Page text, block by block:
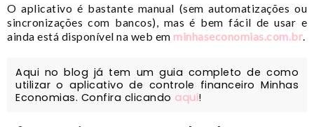
O aplicativo é bastante manual (sem automatizações ou
sincronizações com bancos), mas é bem fácil de usar e
ainda está disponível na web em minhaseconomias.com.br.
Aqui no blog já tem um guia completo de como
utilizar o aplicativo de controle financeiro Minhas
Economias. Confira clicando aqui!